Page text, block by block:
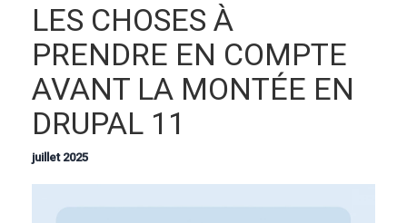
LES CHOSES À
PRENDRE EN COMPTE
AVANT LA MONTÉE EN
DRUPAL 11
juillet 2025